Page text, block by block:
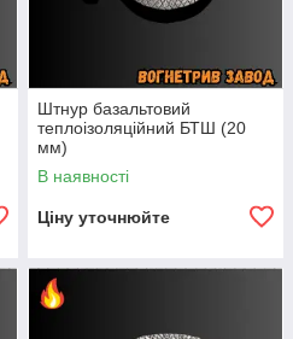
Штнур базальтовий
теплоізоляційний БТШ (20
мм)
В наявності
Ціну уточнюйте